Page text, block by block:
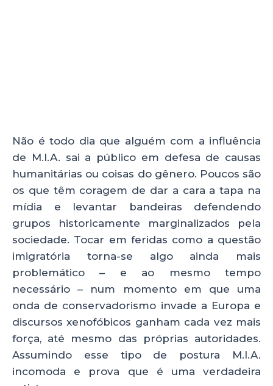
Não é todo dia que alguém com a influência
de M.I.A. sai a público em defesa de causas
humanitárias ou coisas do gênero. Poucos são
os que têm coragem de dar a cara a tapa na
mídia e levantar bandeiras defendendo
grupos historicamente marginalizados pela
sociedade. Tocar em feridas como a questão
imigratória torna-se algo ainda mais
problemático – e ao mesmo tempo
necessário – num momento em que uma
onda de conservadorismo invade a Europa e
discursos xenofóbicos ganham cada vez mais
força, até mesmo das próprias autoridades.
Assumindo esse tipo de postura M.I.A.
incomoda e prova que é uma verdadeira